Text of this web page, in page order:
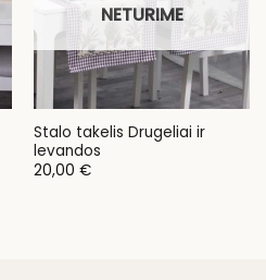
NETURIME
Stalo takelis Drugeliai ir
levandos
20,00 €